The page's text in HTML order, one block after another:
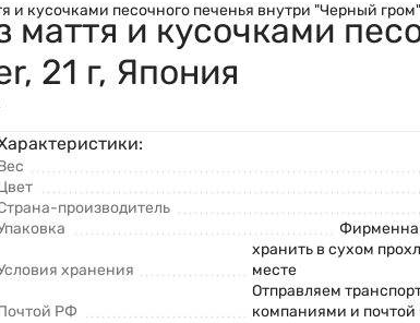
кусочками песочного печенья внутри "Черный гром"
и кусочками
21 г, Япония
производитель
хранения
хранить в сухом
месте
РФ
Отправляем
компаниями и почтой